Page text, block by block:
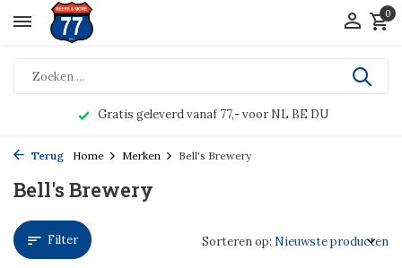
0
Gratis geleverd vanaf 77,- voor NL BE DU
Terug Home Merken Bell's Brewery
Bell's Brewery
Filter Sorteren op: